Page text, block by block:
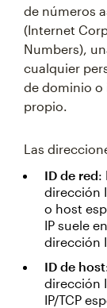
de números
(Internet
Numbers),
cualquier
de dominio o
propio.
Las
ID de red:
dirección
o host
IP suele
dirección
ID de host
dirección
IP/TCP